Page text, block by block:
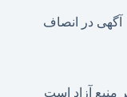
آگهی در انصاف
منبع آزاد است